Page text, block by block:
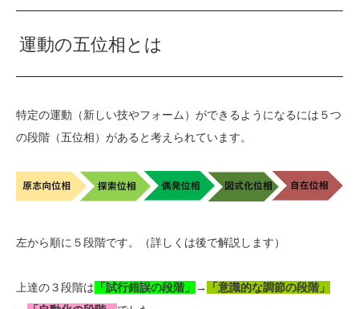
運動の五位相とは
特定の運動（新しい技やフォーム）ができるようになるには５つ
の段階（五位相）があると考えられています。
左から順に５段階です。（詳しくは後で解説します）
上達の３段階は 「試行錯誤の段階」 →
「意識的な調節の段階」